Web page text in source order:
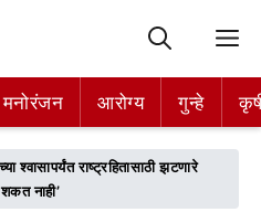
मनोरंजन आरोग्य गुन्हे
मनोरंजन आरोग्य गुन्हे
श्वासापर्यंत राष्ट्रहितासाठी झटणारे
नाही’